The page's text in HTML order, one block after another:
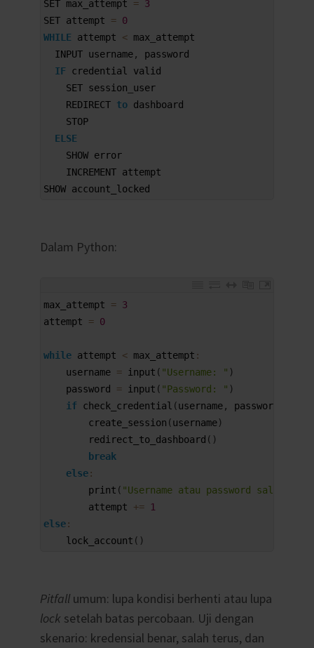
SET max_attempt = 3
SET attempt = 0
WHILE attempt < max
attempt
INPUT username,
password
IF credential valid
SET session
user
REDIRECT to dashboard
STOP
ELSE
SHOW error
INCREMENT attempt
SHOW account_locked
Dalam Python:
max_attempt = 3
attempt
= 0
while attempt < max_attempt :
username = input ( "Username: " )
password
= input ( "Password: " )
if
check_credential (username, password
create_session (username)
redirect_to_dashboard ( )
break
else:
print ( "Username atau password salah"
attempt
+=
1
else:
lock_account ( )
Pitfallumum: lupa kondisi berhenti atau lupa
lock setelah batas percobaan. Uji dengan
skenario: kredensial benar, salah terus, dan